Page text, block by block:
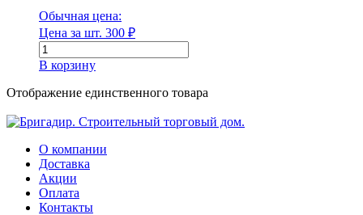
Диаметр
Диаметр наружный
Диаметр наружный
Диаметр внутренний
Обычная цена:
Цена за шт. 300 ₽
Количество
товара
Муфта
соединительная
D200
В корзину
Отображение единственного товара
О компании
Доставка
Акции
Оплата
Контакты